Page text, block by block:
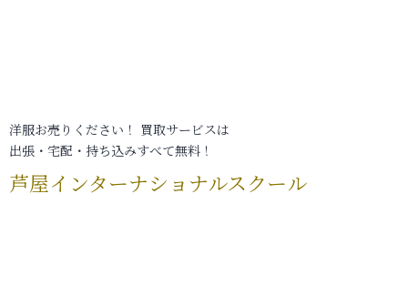
洋服お売りください！ 買取サービスは
出張・宅配・持ち込みすべて無料！
芦屋インターナショナルスクール